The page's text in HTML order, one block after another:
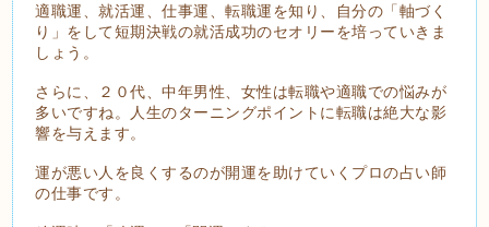
適職運、就活運、仕事運、転職運を知り、自分の「軸づく
り」をして短期決戦の就活成功のセオリーを培っていきま
しょう。
さらに、２０代、中年男性、女性は転職や適職での悩みが
多いですね。人生のターニングポイントに転職は絶大な影
響を与えます。
運が悪い人を良くするのが開運を助けていくプロの占い師
の仕事です。